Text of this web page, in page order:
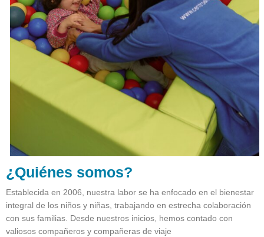
¿Quiénes somos?
Establecida en 2006, nuestra labor se ha enfocado en el bienestar
integral de los niños y niñas, trabajando en estrecha colaboración
con sus familias. Desde nuestros inicios, hemos contado con
valiosos compañeros y compañeras de viaje